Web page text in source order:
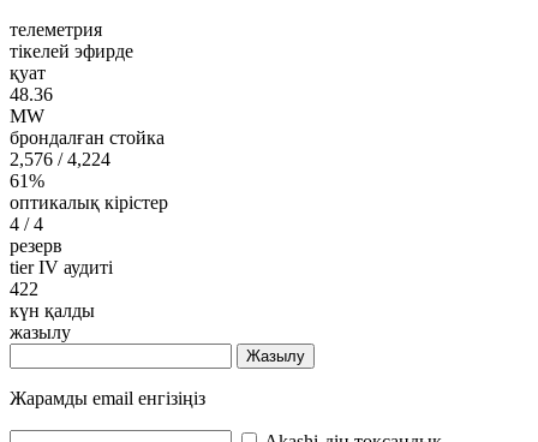
телеметрия
тікелей эфирде
қуат
48.36
MW
брондалған стойка
2,576 / 4,224
61%
оптикалық кірістер
4 / 4
резерв
tier IV аудиті
422
күн қалды
жазылу
Жазылу
Жарамды email енгізіңіз